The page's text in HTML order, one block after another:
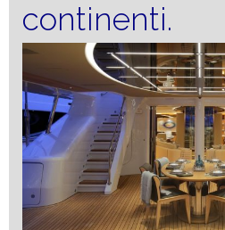
continenti.